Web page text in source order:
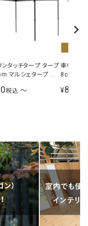
ンタッチタープ タープ
マルシェタープ ホ
ートセット 風よけ
税込 〜
車中泊マ
8cm厚 エ
¥8,980